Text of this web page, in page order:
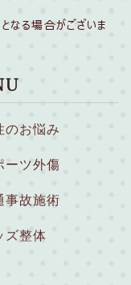
なる場合がございま
のお悩み
ーツ外傷
事故施術
ズ整体